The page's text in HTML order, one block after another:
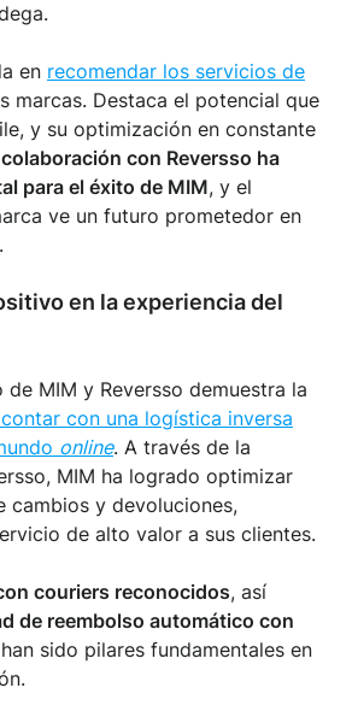
en recomendar los servicios de
marcas. Destaca el potencial que
y su optimización en constante
colaboración con Reversso ha
para el éxito de MIM, y el
ve un futuro prometedor en
en la experiencia del
MIM y Reversso demuestra la
con una logística inversa
online. A través de la
MIM ha logrado optimizar
cambios y devoluciones,
de alto valor a sus clientes.
couriers reconocidos, así
de reembolso automático con
sido pilares fundamentales en